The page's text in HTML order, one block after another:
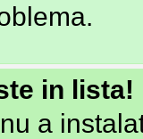
in lista!
a